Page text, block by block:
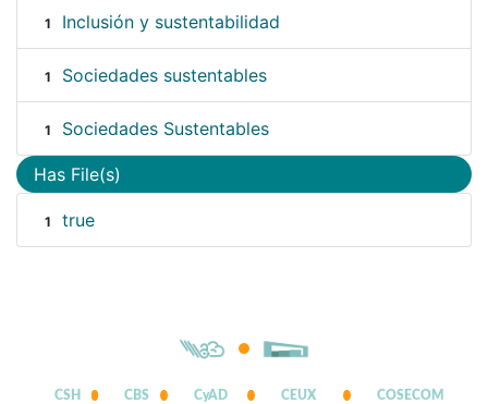
1 Inclusión y sustentabilidad
1 Sociedades sustentables
1 Sociedades Sustentables
Has File(s)
1 true
CSH CBS CyAD CEUX COSECOM